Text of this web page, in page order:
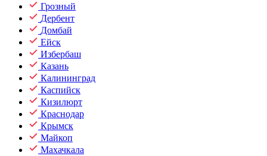
Грозный
Дербент
Домбай
Ейск
Избербаш
Казань
Калининград
Каспийск
Кизилюрт
Краснодар
Крымск
Майкоп
Махачкала